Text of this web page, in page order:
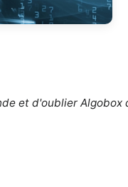
et d'oublier Algobox